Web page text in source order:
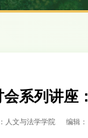
会系列讲座
人文与法学学院 编辑：